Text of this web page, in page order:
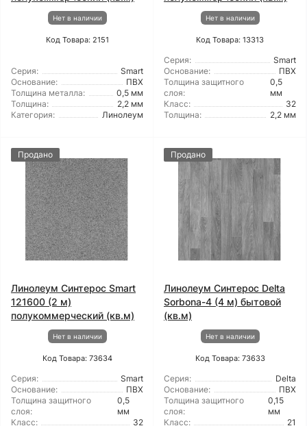
Нет в наличии
Код Товара: 2151
Серия:
Smart
Основание:
ПВХ
Толщина металла:
0,5 мм
Толщина:
2,2 мм
Категория:
Линолеум
Нет в наличии
Код Товара: 13313
Серия:
Smart
Основание:
ПВХ
Толщина защитного
слоя:
0,5
мм
Класс:
32
Толщина:
2,2 мм
Продано
Линолеум Синтерос Smart
121600 (2 м)
полукоммерческий (кв.м)
Нет в наличии
Код Товара: 73634
Серия:
Smart
Основание:
ПВХ
Толщина защитного
слоя:
0,5
мм
Класс:
32
Продано
Линолеум Синтерос Delta
Sorbona-4 (4 м) бытовой
(кв.м)
Нет в наличии
Код Товара: 73633
Серия:
Delta
Основание:
ПВХ
Толщина защитного
слоя:
0,15
мм
Класс:
21